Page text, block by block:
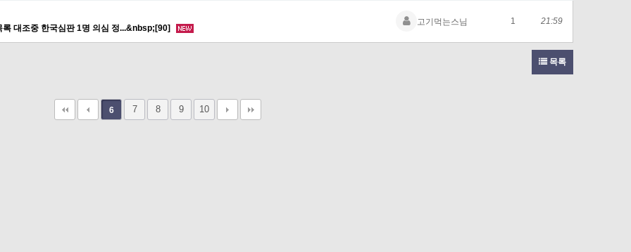
대조중 한국심판 1명 의심 정...&nbsp;[90]
고기먹는스님 1 21:59
목록
6 7 8 9 10